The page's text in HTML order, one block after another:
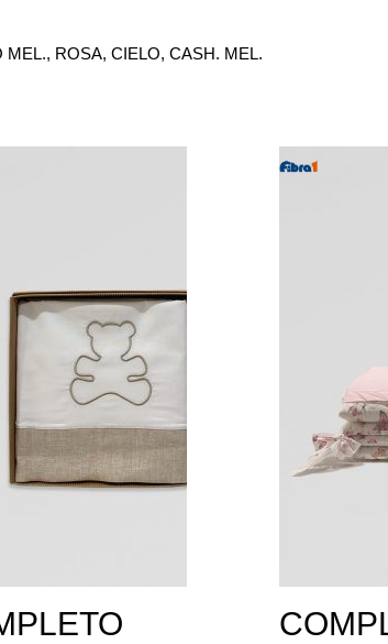
MEL., ROSA, CIELO, CASH. MEL.